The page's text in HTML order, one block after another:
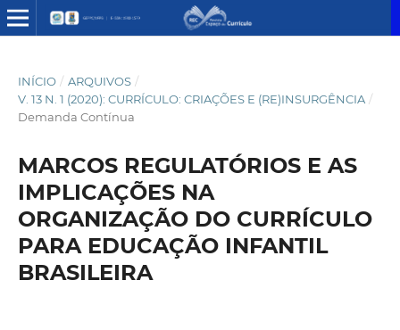
INÍCIO / ARQUIVOS /
V. 13 N. 1 (2020): CURRÍCULO: CRIAÇÕES E (RE)INSURGÊNCIA /
Demanda Contínua
MARCOS REGULATÓRIOS E AS
IMPLICAÇÕES NA
ORGANIZAÇÃO DO CURRÍCULO
PARA EDUCAÇÃO INFANTIL
BRASILEIRA